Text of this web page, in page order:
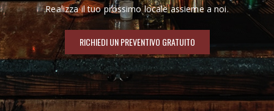
Realizza il tuo prossimo locale assieme a noi.
RICHIEDI UN PREVENTIVO GRATUITO